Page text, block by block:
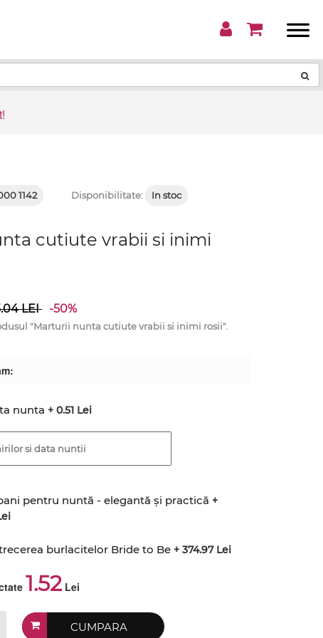
1142 Disponibilitate: In stoc
cutiute vrabii si inimi
LEI -50%
"Marturii nunta cutiute vrabii si inimi rosii".
nunta + 0.51 Lei
pentru nuntă - elegantă și practică +
burlacitelor Bride to Be + 374.97 Lei
1.52Lei
CUMPARA